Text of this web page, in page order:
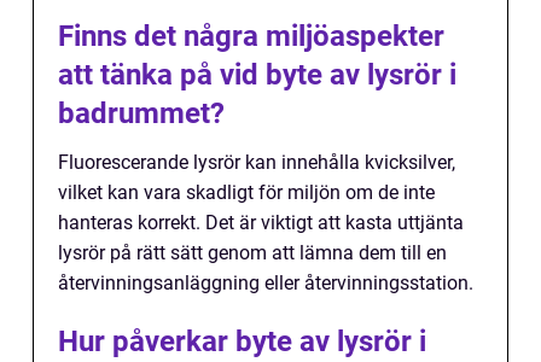
Finns det några miljöaspekter
att tänka på vid byte av lysrör i
badrummet?
Fluorescerande lysrör kan innehålla kvicksilver,
vilket kan vara skadligt för miljön om de inte
hanteras korrekt. Det är viktigt att kasta uttjänta
lysrör på rätt sätt genom att lämna dem till en
återvinningsanläggning eller återvinningsstation.
Hur påverkar byte av lysrör i